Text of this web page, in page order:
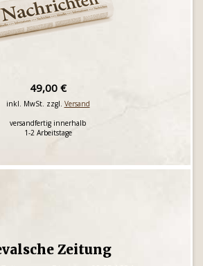
49,00 €
inkl. MwSt. zzgl. Versand
versandfertig innerhalb
1-2 Arbeitstage
Zeitung